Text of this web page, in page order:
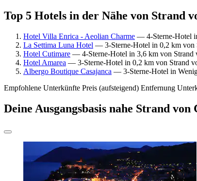
Top 5 Hotels in der Nähe von Strand
Hotel Villa Enrica - Aeolian Charme — 4-Sterne-Hotel
La Settima Luna Hotel — 3-Sterne-Hotel in 0,2 km von
Hotel Cutimare — 4-Sterne-Hotel in 3,6 km von Strand
Hotel Amarea — 3-Sterne-Hotel in 0,2 km von Strand
Albergo Boutique Casajanca — 3-Sterne-Hotel in
Empfohlene Unterkünfte Preis (aufsteigend) Entfernung
Deine Ausgangsbasis nahe Strand von